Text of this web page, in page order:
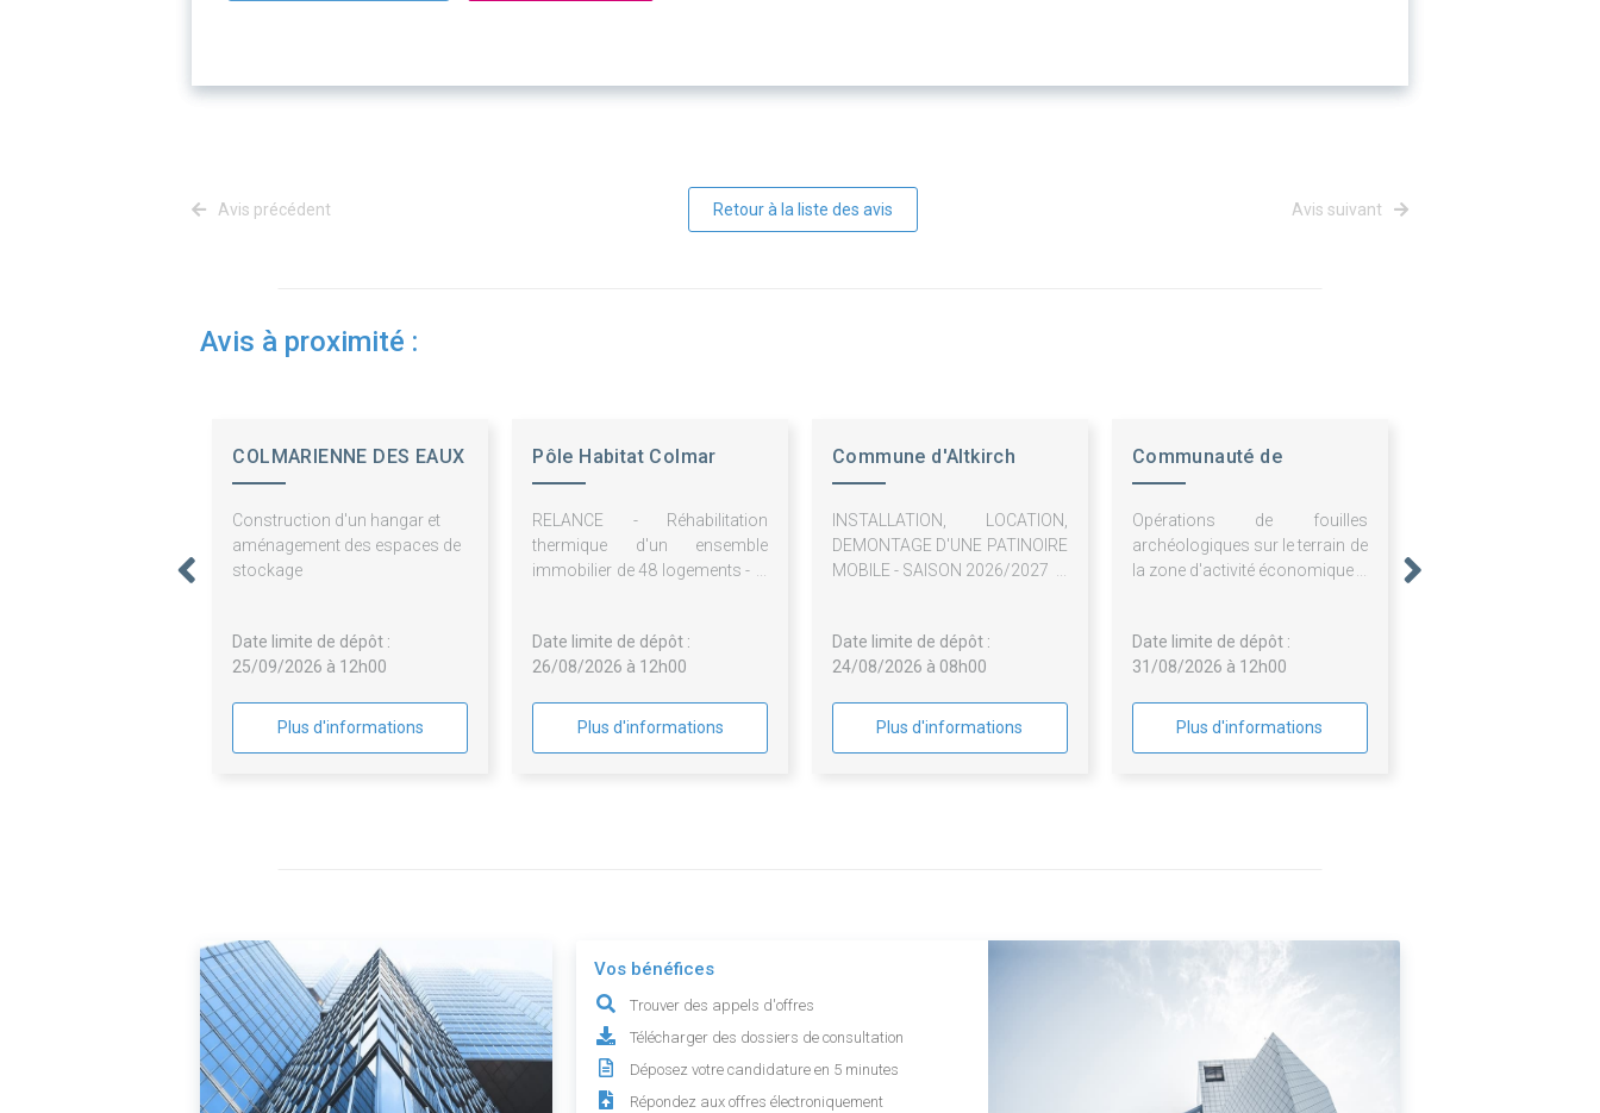
Avis précédent Retour à la liste des avis Avis suivant
Avis à proximité :
COLMARIENNE DES EAUX
Construction d'un hangar et
aménagement des espaces de
stockage
Date limite de dépôt :
25/09/2026 à 12h00
Plus d'informations
Pôle Habitat Colmar
RELANCE - Réhabilitation
thermique d'un ensemble
immobilier de 48 logements - 1,
Lot n° 11 : Echafaudage / ITE -
2026-33
Date limite de dépôt :
26/08/2026 à 12h00
Plus d'informations
Commune d'Altkirch
INSTALLATION, LOCATION,
DEMONTAGE D'UNE PATINOIRE
MOBILE - SAISON 2026/2027
Date limite de dépôt :
24/08/2026 à 08h00
Plus d'informations
Communauté de
Opérations de fouilles
archéologiques sur le terrain de
la zone d'activité économique à
Date limite de dépôt :
31/08/2026 à 12h00
Plus d'informations
Vos bénéfices
Trouver des appels d'offres
Télécharger des dossiers de consultation
Déposez votre candidature en 5 minutes
Répondez aux offres électroniquement